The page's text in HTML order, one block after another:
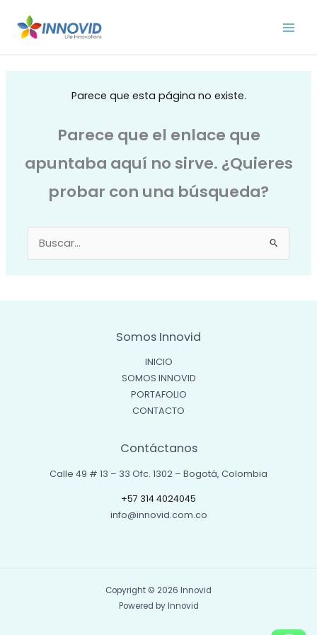
Parece que esta página no existe.
Parece que el enlace que
apuntaba aquí no sirve. ¿Quieres
probar con una búsqueda?
Buscar
por:
Somos Innovid
INICIO
SOMOS INNOVID
PORTAFOLIO
CONTACTO
Contáctanos
Calle 49 # 13 – 33 Ofc. 1302 – Bogotá, Colombia
+57 314 4024045
info@innovid.com.co
Copyright © 2026 Innovid
Powered by Innovid